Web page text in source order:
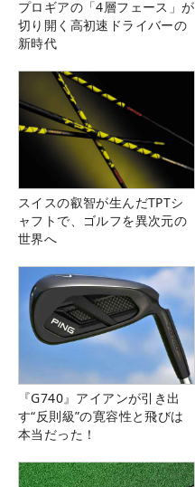
プロギアの「4層フェース」が
切り開く高初速ドライバーの
新時代
スイスの叡智が生んだTPTシ
ャフトで、ゴルフを異次元の
世界へ
『G740』アイアンが引き出
す“反則級”の寛容性と飛びは
本当だった！